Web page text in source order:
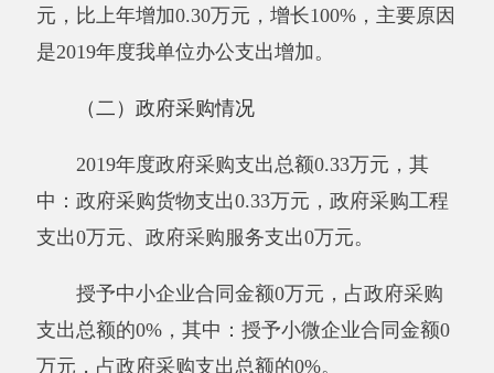
第一个项目是超标大棚整资金及建设，涉及
资金29.32 万元。
预算绩效管理取得的成效：一是原种场39座
部符合标准。；二是大棚种植户满意度全面提
升。发现的问题及原因：一是资金发放不够及
时；二是资料准备不及时、不齐全。下一步改进
批、发放项目资金；二是加大项目投入。具体项
目自评情况附项目支出绩效自评表。